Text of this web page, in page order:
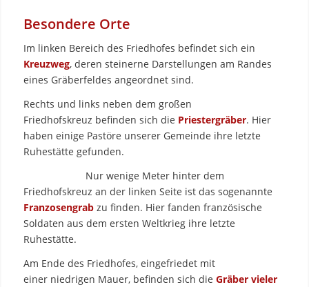
Besondere Orte
Im linken Bereich des Friedhofes befindet sich ein
Kreuzweg, deren steinerne Darstellungen am Randes
eines Gräberfeldes angeordnet sind.
Rechts und links neben dem großen
Friedhofskreuz befinden sich die Priestergräber. Hier
haben einige Pastöre unserer Gemeinde ihre letzte
Ruhestätte gefunden.
Nur wenige Meter hinter dem
Friedhofskreuz an der linken Seite ist das sogenannte
Franzosengrabzu finden. Hier fanden französische
Soldaten aus dem ersten Weltkrieg ihre letzte
Ruhestätte.
Am Ende des Friedhofes, eingefriedet mit
einer niedrigen Mauer, befinden sich die Gräber vieler